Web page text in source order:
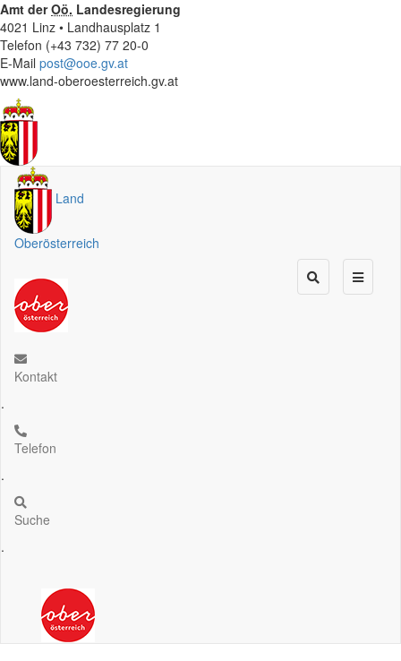
Amt derOö. Landesregierung
4021 Linz • Landhausplatz 1
Telefon (+43 732) 77 20-0
E-Mail post@ooe.gv.at
www.land-oberoesterreich.gv.at
Land
Oberösterreich
Kontakt
.
Telefon
.
Suche
.